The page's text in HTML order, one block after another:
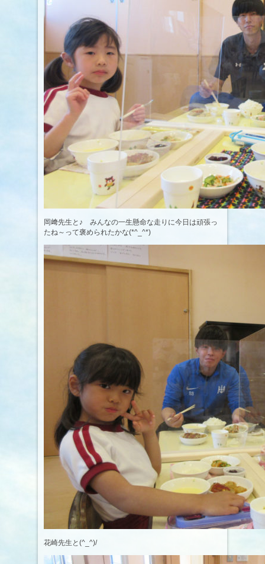
岡﨑先生と♪ みんなの一生懸命な走りに今日は頑張っ
たね～って褒められたかな(*^_^*)
花崎先生と(^_^)/